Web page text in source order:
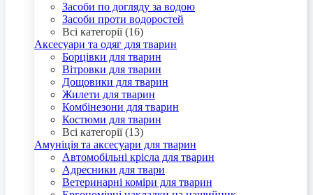
Засоби по догляду за водою
Засоби проти водоростей
Всі категорії (16)
Аксесуари та одяг для тварин
Борцівки для тварин
Вітровки для тварин
Дощовики для тварин
Жилети для тварин
Комбінезони для тварин
Костюми для тварин
Всі категорії (13)
Амуніція та аксесуари для тварин
Автомобільні крісла для тварин
Адресники для твари
Ветеринарні коміри для тварин